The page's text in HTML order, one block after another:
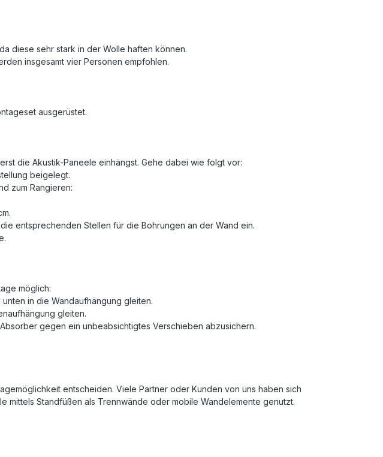
diese sehr stark in der Wolle haften können.
insgesamt vier Personen empfohlen.
ausgerüstet.
die Akustik-Paneele einhängst. Gehe dabei wie folgt vor:
beigelegt.
zum Rangieren:
entsprechenden Stellen für die Bohrungen an der Wand ein.
möglich:
in die Wandaufhängung gleiten.
gleiten.
gegen ein unbeabsichtigtes Verschieben abzusichern.
entscheiden. Viele Partner oder Kunden von uns haben sich
Standfüßen als Trennwände oder mobile Wandelemente genutzt.